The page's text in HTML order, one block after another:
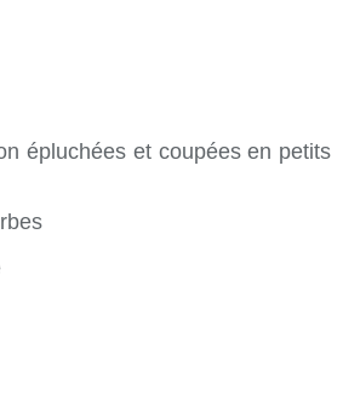
épluchées et coupées en petits